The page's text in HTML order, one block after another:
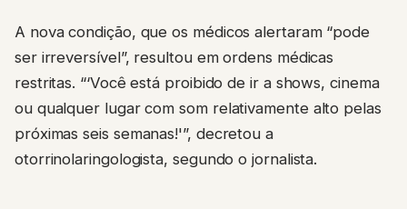
A nova condição, que os médicos alertaram “pode
ser irreversível”, resultou em ordens médicas
restritas. “‘Você está proibido de ir a shows, cinema
ou qualquer lugar com som relativamente alto pelas
próximas seis semanas!'”, decretou a
otorrinolaringologista, segundo o jornalista.